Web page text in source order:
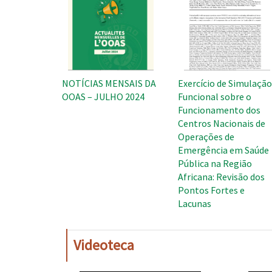
NOTÍCIAS MENSAIS DA
OOAS – JULHO 2024
Exercício de Simulação
Funcional sobre o
Funcionamento dos
Centros Nacionais de
Operações de
Emergência em Saúde
Pública na Região
Africana: Revisão dos
Pontos Fortes e
Lacunas
Videoteca